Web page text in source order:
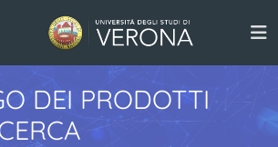
DEI PRODOTTI